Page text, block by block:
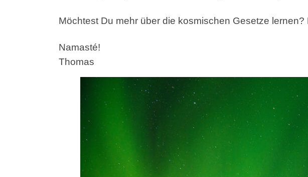
Möchtest Du mehr über die kosmischen Gesetze lernen?
Namasté!
Thomas